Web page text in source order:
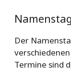
Der
Termine sind